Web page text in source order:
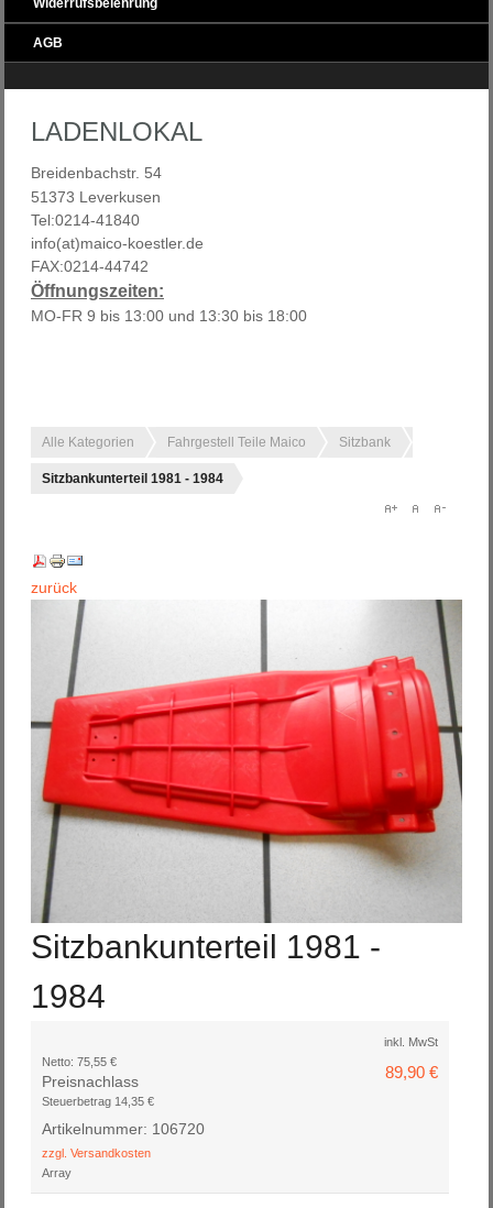
Widerrufsbelehrung
AGB
LADENLOKAL
Breidenbachstr. 54
51373 Leverkusen
Tel:0214-41840
info(at)maico-koestler.de
FAX:0214-44742
Öffnungszeiten:
MO-FR 9 bis 13:00 und 13:30 bis 18:00
Alle Kategorien Fahrgestell Teile Maico Sitzbank
Sitzbankunterteil 1981 - 1984
zurück
Sitzbankunterteil 1981 -
1984
inkl. MwSt
89,90 €
Netto: 75,55 €
Preisnachlass
Steuerbetrag 14,35 €
Artikelnummer: 106720
zzgl. Versandkosten
Array